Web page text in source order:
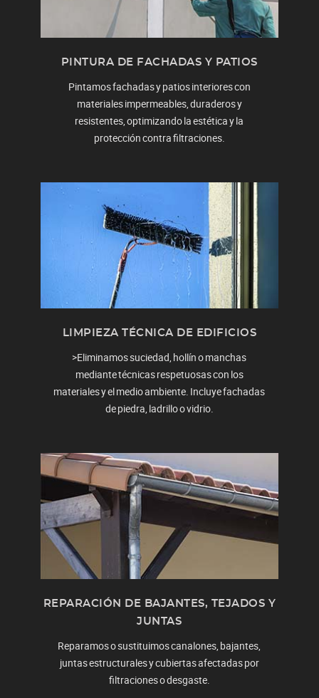
PINTURA DE FACHADAS Y PATIOS
Pintamos fachadas y patios interiores con
materiales impermeables, duraderos y
resistentes, optimizando la estética y la
protección contra filtraciones.
LIMPIEZA TÉCNICA DE EDIFICIOS
>Eliminamos suciedad, hollín o manchas
mediante técnicas respetuosas con los
materiales y el medio ambiente. Incluye fachadas
de piedra, ladrillo o vidrio.
REPARACIÓN DE BAJANTES, TEJADOS Y
JUNTAS
Reparamos o sustituimos canalones, bajantes,
juntas estructurales y cubiertas afectadas por
filtraciones o desgaste.